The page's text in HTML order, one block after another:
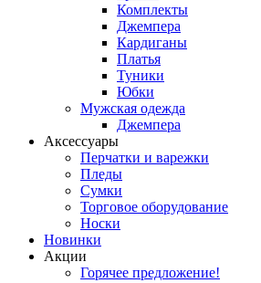
Комплекты
Джемпера
Кардиганы
Платья
Туники
Юбки
Мужская одежда
Джемпера
Аксессуары
Перчатки и варежки
Пледы
Сумки
Торговое оборудование
Носки
Новинки
Акции
Горячее предложение!